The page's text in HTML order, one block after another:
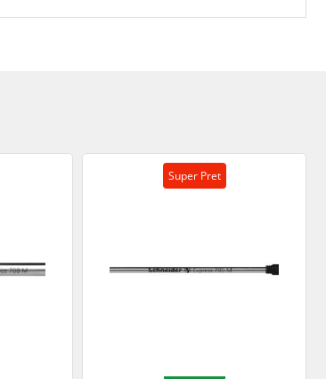
Super Pret